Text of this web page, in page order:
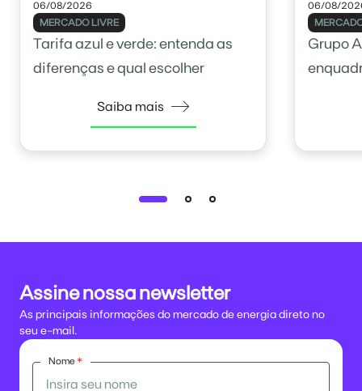
06/08/2026
MERCADO LIVRE
Tarifa azul e verde: entenda as
diferenças e qual escolher
Saiba mais
06/08/
Grupo
Assine nossa newsletter
As principais informações do mercado de energia direto no
seu e-mail.
Nome *